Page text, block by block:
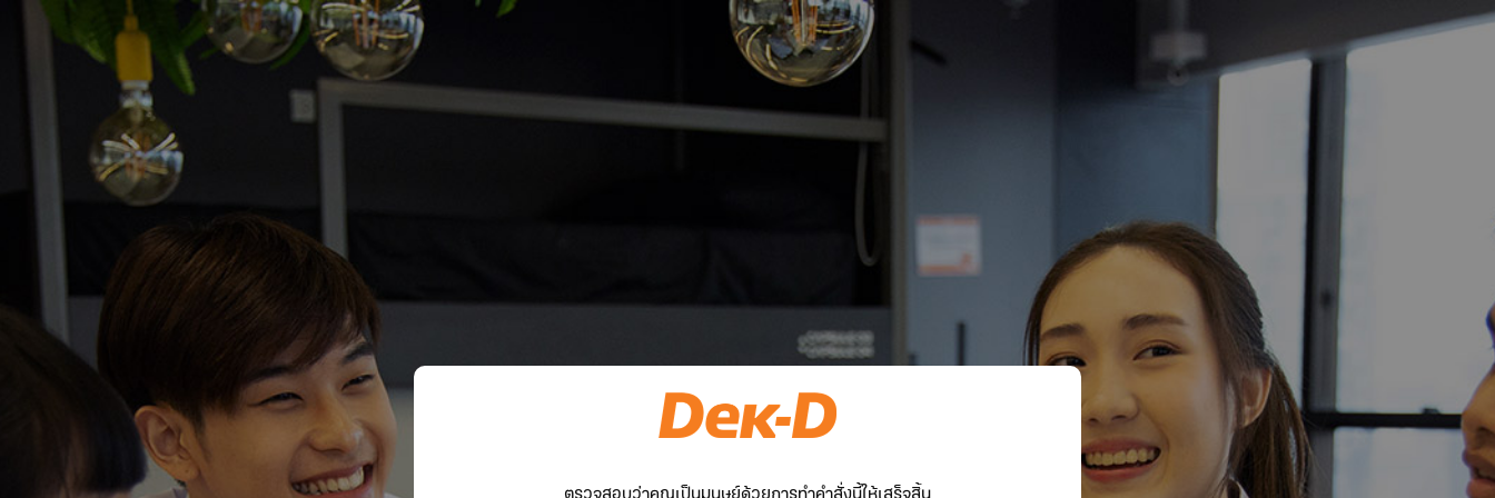
ตรวจสอบว่าคุณเป็นมนุษย์ด้วยการทำคำสั่งนี้ให้เสร็จสิ้น